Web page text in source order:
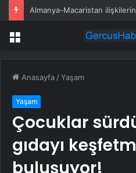
Almanya-Macaristan
Menü
Anasayfa /Yaşam
Yaşam
Çocuklar
gıdayı
buluşuyor!